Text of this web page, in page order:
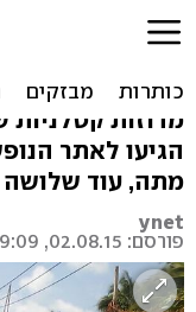
אימה
קטלניות,
מדוזות
הגיעו לאתר
מתה, עוד שלושה
ynet
פורסם: 02.08.15, 09:09